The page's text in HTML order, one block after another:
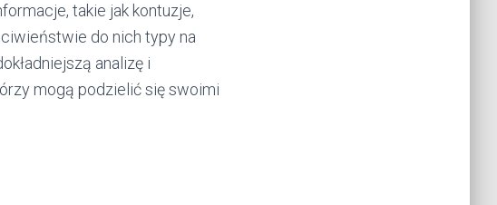
takie jak kontuzje,
do nich typy na
analizę i
mogą podzielić się swoimi